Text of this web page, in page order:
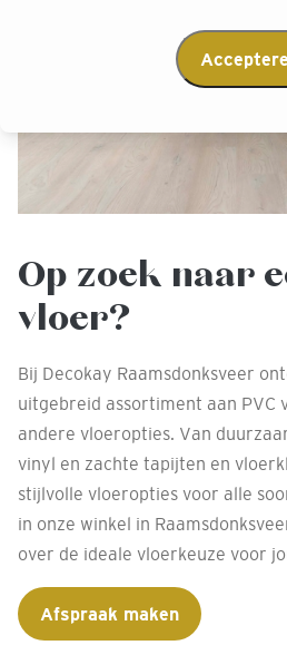
Op zoek naar
vloer?
Bij Decokay Raamsdonksveer
uitgebreid assortiment aan PVC
andere vloeropties. Van
vinyl en zachte tapijten en
stijlvolle vloeropties voor alle
in onze winkel in
over de ideale vloerkeuze voor
Afspraak maken